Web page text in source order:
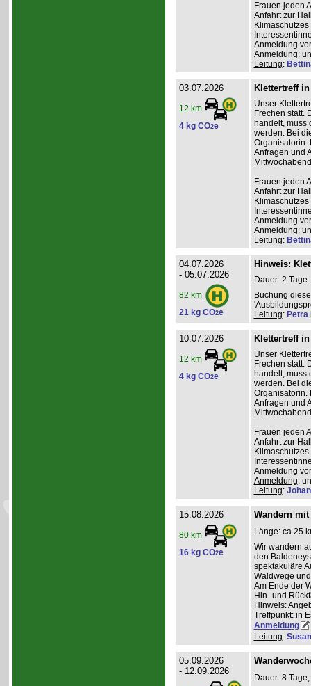
Frauen jeden
Anfahrt zur
Anmeldung
Anmeldung:
Leitung:
03.07.2026
12 km
4 kg CO2e
Klettertreff
Unser
Frechen statt.
handelt, muss
werden. Bei
Organisatorin.
Anfragen und
Frauen jeden
Anfahrt zur
Anmeldung
Anmeldung:
Leitung:
04.07.2026
- 05.07.2026
82 km
21 kg CO2e
Hinweis:
Dauer: 2 Tage.
Buchung
Leitung: Petra
10.07.2026
12 km
4 kg CO2e
Klettertreff
Unser
Frechen statt.
handelt, muss
werden. Bei
Organisatorin.
Anfragen und
Frauen jeden
Anfahrt zur
Anmeldung
Anmeldung:
Leitung:
15.08.2026
80 km
16 kg CO2e
Wandern
Länge: ca.25
Wir wandern
den
spektakuläre
Waldwege
Am Ende der
Hin- und
Hinweis:
Treffpunkt: in
Anmeldung
Leitung:
05.09.2026
- 12.09.2026
Dauer: 8